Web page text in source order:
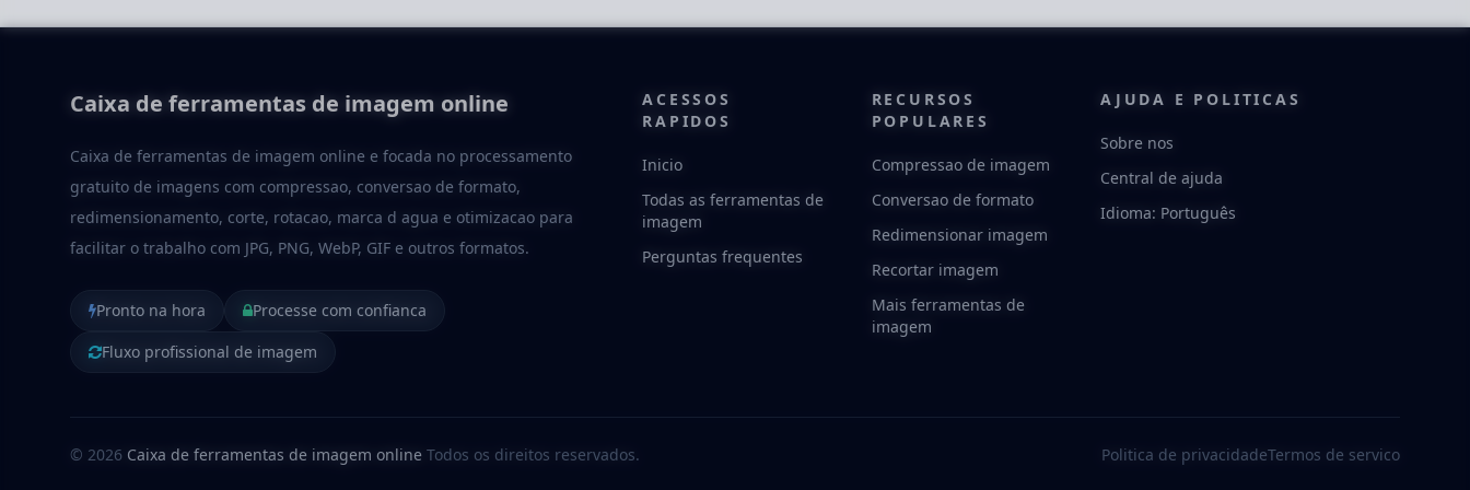
Caixa de ferramentas de imagem online
Caixa de ferramentas de imagem online e focada no processamento
gratuito de imagens com compressao, conversao de formato,
redimensionamento, corte, rotacao, marca d agua e otimizacao para
facilitar o trabalho com JPG, PNG, WebP, GIF e outros formatos.
Pronto na hora
Processe com confianca
Fluxo profissional de imagem
ACESSOS
RAPIDOS
Inicio
Todas as ferramentas de
imagem
Perguntas frequentes
RECURSOS
POPULARES
Compressao de imagem
Conversao de formato
Redimensionar imagem
Recortar imagem
Mais ferramentas de
imagem
AJUDA E POLITICAS
Sobre nos
Central de ajuda
Idioma: Português
© 2026 Caixa de ferramentas de imagem online Todos os direitos reservados. Politica de privacidadeTermos de servico